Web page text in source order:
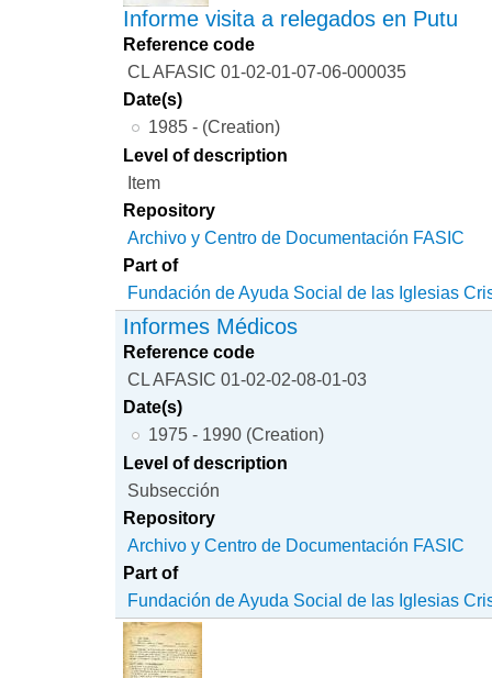
Informe visita a relegados en Putu
Reference code
CL AFASIC 01-02-01-07-06-000035
Date(s)
1985 - (Creation)
Level of description
Item
Repository
Archivo y Centro de Documentación FASIC
Part of
Fundación de Ayuda Social de las Iglesias
Informes Médicos
Reference code
CL AFASIC 01-02-02-08-01-03
Date(s)
1975 - 1990 (Creation)
Level of description
Subsección
Repository
Archivo y Centro de Documentación FASIC
Part of
Fundación de Ayuda Social de las Iglesias